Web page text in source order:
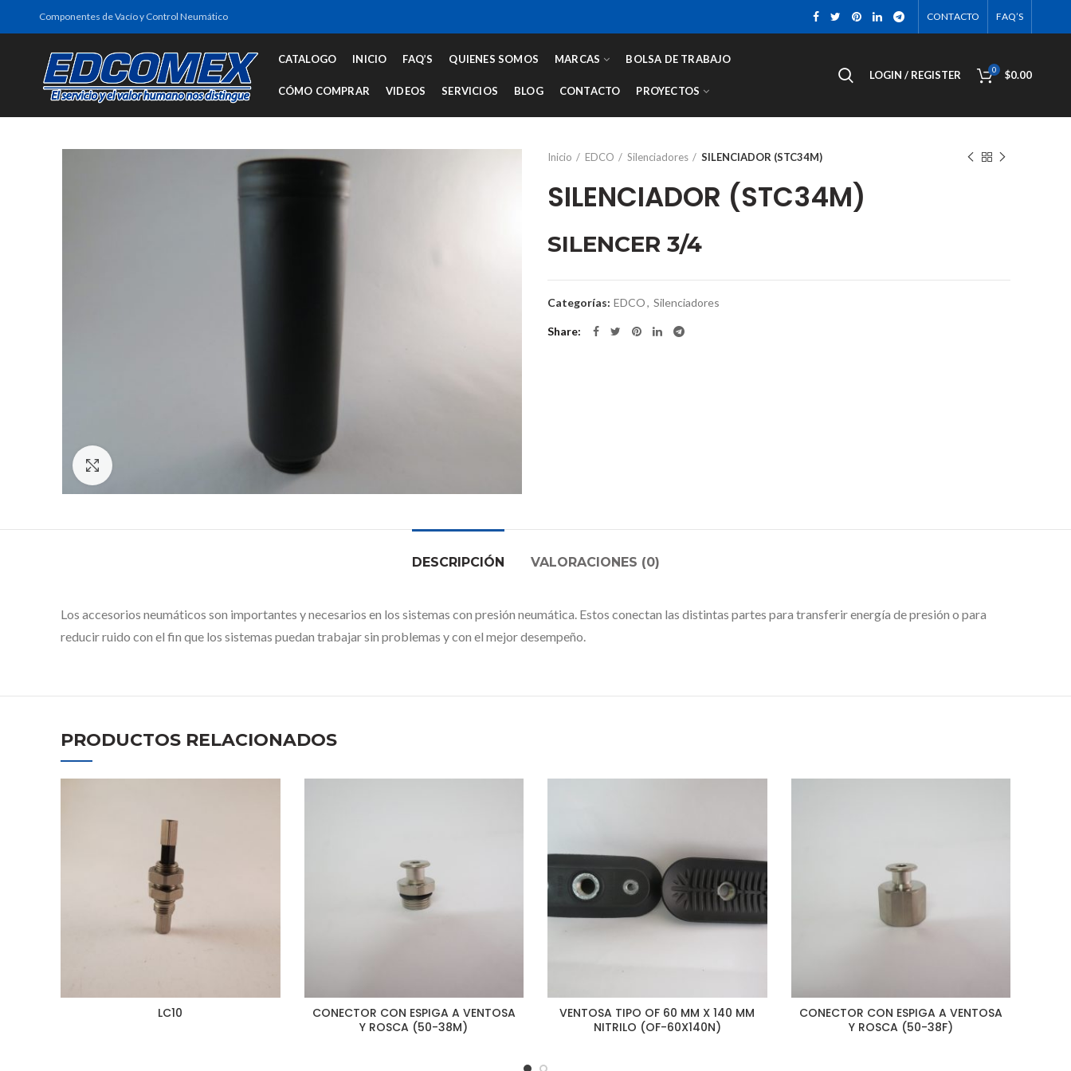
Componentes de Vacío y Control Neumático CONTACTO FAQ’S
CATALOGO INICIO FAQ’S QUIENES SOMOS MARCAS BOLSA DE TRABAJO
CÓMO COMPRAR VIDEOS SERVICIOS BLOG CONTACTO PROYECTOS
LOGIN / REGISTER 0 $0.00
Inicio EDCO Silenciadores SILENCIADOR (STC34M)
SILENCIADOR (STC34M)
SILENCER 3/4
Categorías: EDCO, Silenciadores
Share
DESCRIPCIÓN VALORACIONES (0)
Los accesorios neumáticos son importantes y necesarios en los sistemas con presión neumática. Estos conectan las distintas partes para transferir energía de presión o para
reducir ruido con el fin que los sistemas puedan trabajar sin problemas y con el mejor desempeño.
PRODUCTOS RELACIONADOS
LC10
CONECTOR CON ESPIGA A VENTOSA
Y ROSCA (50-38M)
VENTOSA TIPO OF 60 MM X 140 MM
NITRILO (OF-60X140N)
CONECTOR CON ESPIGA A VENTOSA
Y ROSCA (50-38F)